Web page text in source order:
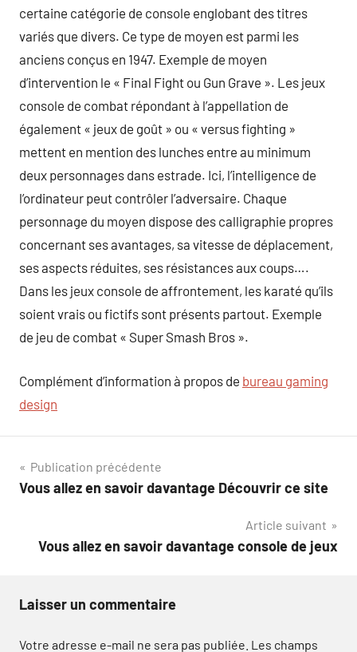
certaine catégorie de console englobant des titres
variés que divers. Ce type de moyen est parmi les
anciens conçus en 1947. Exemple de moyen
d’intervention le « Final Fight ou Gun Grave ». Les jeux
console de combat répondant à l’appellation de
également « jeux de goût » ou « versus fighting »
mettent en mention des lunches entre au minimum
deux personnages dans estrade. Ici, l’intelligence de
l’ordinateur peut contrôler l’adversaire. Chaque
personnage du moyen dispose des calligraphie propres
concernant ses avantages, sa vitesse de déplacement,
ses aspects réduites, ses résistances aux coups….
Dans les jeux console de affrontement, les karaté qu’ils
soient vrais ou fictifs sont présents partout. Exemple
de jeu de combat « Super Smash Bros ».
Complément d’information à propos de bureau gaming
design
Navigation
de
Publication précédente
Vous allez en savoir davantage Découvrir ce site
Article suivant
Vous allez en savoir davantage console de jeux
Laisser un commentaire
Votre adresse e-mail ne sera pas publiée. Les champs